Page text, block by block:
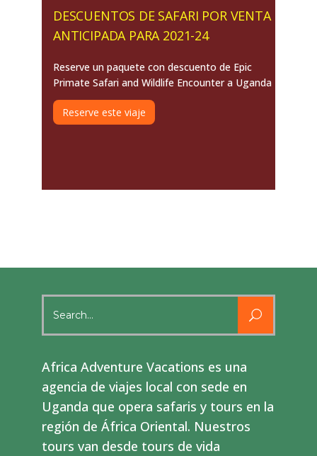
DESCUENTOS DE SAFARI POR VENTA
ANTICIPADA PARA 2021-24
Reserve un paquete con descuento de Epic
Primate Safari and Wildlife Encounter a Uganda
Reserve este viaje
for:
Africa Adventure Vacations es una
agencia de viajes local con sede en
Uganda que opera safaris y tours en la
región de África Oriental. Nuestros
tours van desde tours de vida